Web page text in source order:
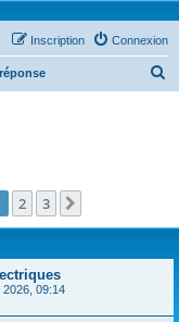
Connexion
Inscription
c
2 3
2026, 09:14